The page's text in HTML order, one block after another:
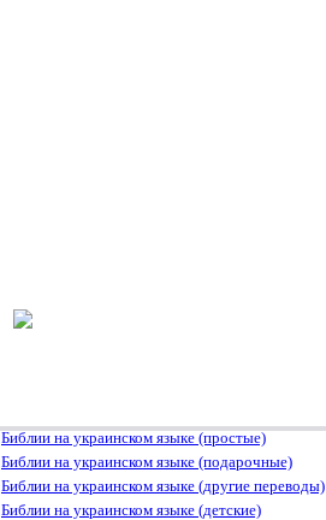
Библии на украинском языке (простые)
Библии на украинском языке (подарочные)
Библии на украинском языке (другие переводы)
Библии на украинском языке (детские)